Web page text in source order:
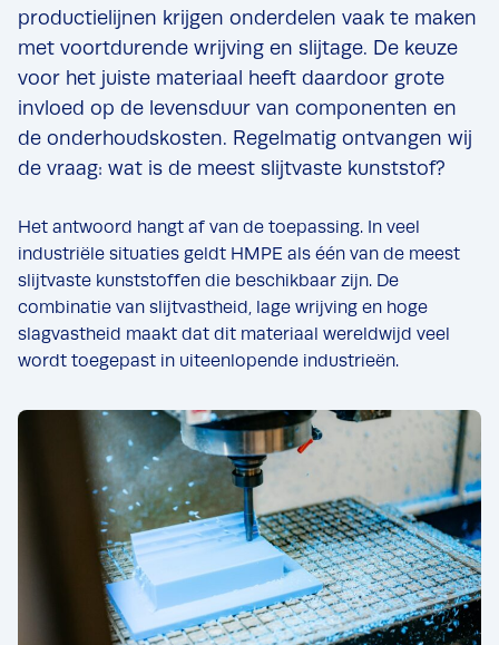
productielijnen krijgen onderdelen vaak te maken
met voortdurende wrijving en slijtage. De keuze
voor het juiste materiaal heeft daardoor grote
invloed op de levensduur van componenten en
de onderhoudskosten. Regelmatig ontvangen wij
de vraag: wat is de meest slijtvaste kunststof?
Het antwoord hangt af van de toepassing. In veel
industriële situaties geldt HMPE als één van de meest
slijtvaste kunststoffen die beschikbaar zijn. De
combinatie van slijtvastheid, lage wrijving en hoge
slagvastheid maakt dat dit materiaal wereldwijd veel
wordt toegepast in uiteenlopende industrieën.